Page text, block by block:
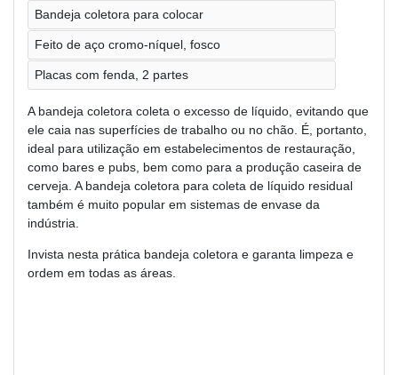
Bandeja coletora para colocar
Feito de aço cromo-níquel, fosco
Placas com fenda, 2 partes
A bandeja coletora coleta o excesso de líquido, evitando que
ele caia nas superfícies de trabalho ou no chão. É, portanto,
ideal para utilização em estabelecimentos de restauração,
como bares e pubs, bem como para a produção caseira de
cerveja. A bandeja coletora para coleta de líquido residual
também é muito popular em sistemas de envase da
indústria.
Invista nesta prática bandeja coletora e garanta limpeza e
ordem em todas as áreas.